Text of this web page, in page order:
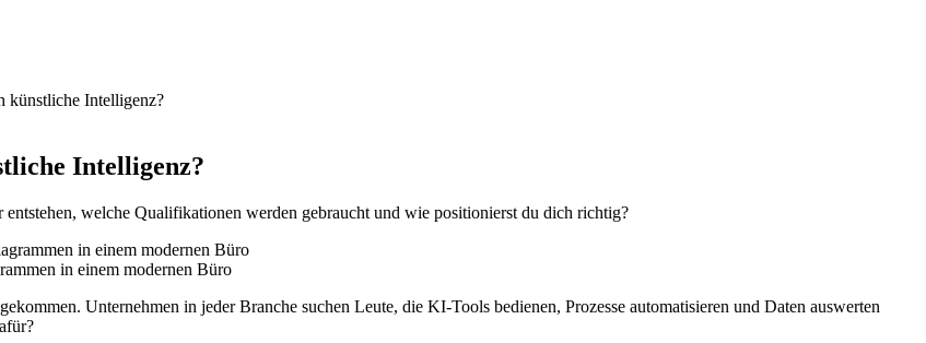
künstliche Intelligenz?
Intelligenz?
welche Qualifikationen werden gebraucht und wie positionierst du dich richtig?
in einem modernen Büro
Unternehmen in jeder Branche suchen Leute, die KI-Tools bedienen, Prozesse automatisieren und Daten auswerten